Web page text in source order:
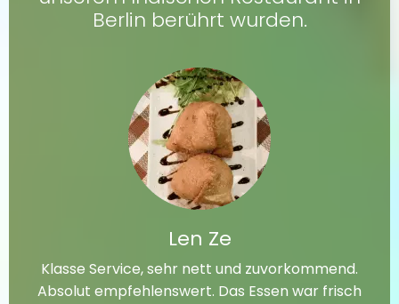
Berlin berührt wurden.
Len Ze
Klasse Service, sehr nett und zuvorkommend.
Absolut empfehlenswert. Das Essen war frisch